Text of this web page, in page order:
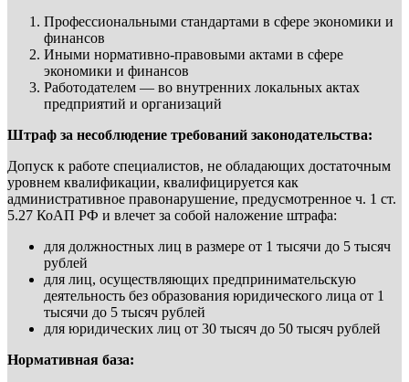
Профессиональными стандартами в сфере экономики и
финансов
Иными нормативно-правовыми актами в сфере
экономики и финансов
Работодателем — во внутренних локальных актах
предприятий и организаций
Штраф за несоблюдение требований законодательства:
Допуск к работе специалистов, не обладающих достаточным
уровнем квалификации, квалифицируется как
административное правонарушение, предусмотренное ч. 1 ст.
5.27 КоАП РФ и влечет за собой наложение штрафа:
для должностных лиц в размере от 1 тысячи до 5 тысяч
рублей
для лиц, осуществляющих предпринимательскую
деятельность без образования юридического лица от 1
тысячи до 5 тысяч рублей
для юридических лиц от 30 тысяч до 50 тысяч рублей
Нормативная база: